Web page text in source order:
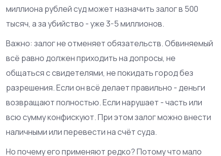
миллиона рублей суд может назначить залог в 500
тысяч, а за убийство - уже 3-5 миллионов.
Важно: залог не отменяет обязательств. Обвиняемый
всё равно должен приходить на допросы, не
общаться с свидетелями, не покидать город без
разрешения. Если он всё делает правильно - деньги
возвращают полностью. Если нарушает - часть или
всю сумму конфискуют. При этом залог можно внести
наличными или перевести на счёт суда.
Но почему его применяют редко? Потому что мало